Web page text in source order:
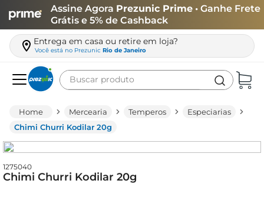
Assine Agora Prezunic Prime • Ganhe Frete
Grátis e 5% de Cashback
Entrega em casa ou retire em loja?
Você está no Prezunic Rio de Janeiro
Buscar produto
Mercearia Temperos
Especiarias
Chimi Churri Kodilar 20g
1275040
Chimi Churri Kodilar 20g
leite
queijo